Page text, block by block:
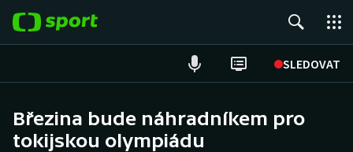
SLEDOVAT
ME v plavání
Březina bude náhradníkem pro
tokijskou olympiádu